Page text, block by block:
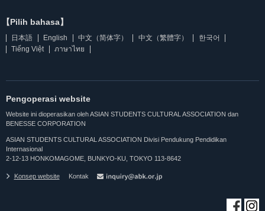
【Pilih bahasa】
日本語 English 中文（简体字） 中文（繁體字）
한국어
Tiếng Việt
ภาษาไทย
Pengoperasi website
Website ini dioperasikan oleh ASIAN STUDENTS CULTURAL ASSOCIATION dan
BENESSE CORPORATION
ASIAN STUDENTS CULTURAL ASSOCIATION Divisi Pendukung Pendidikan
Internasional
2-12-13 HONKOMAGOME, BUNKYO-KU, TOKYO 113-8642
Konsep website Kontak